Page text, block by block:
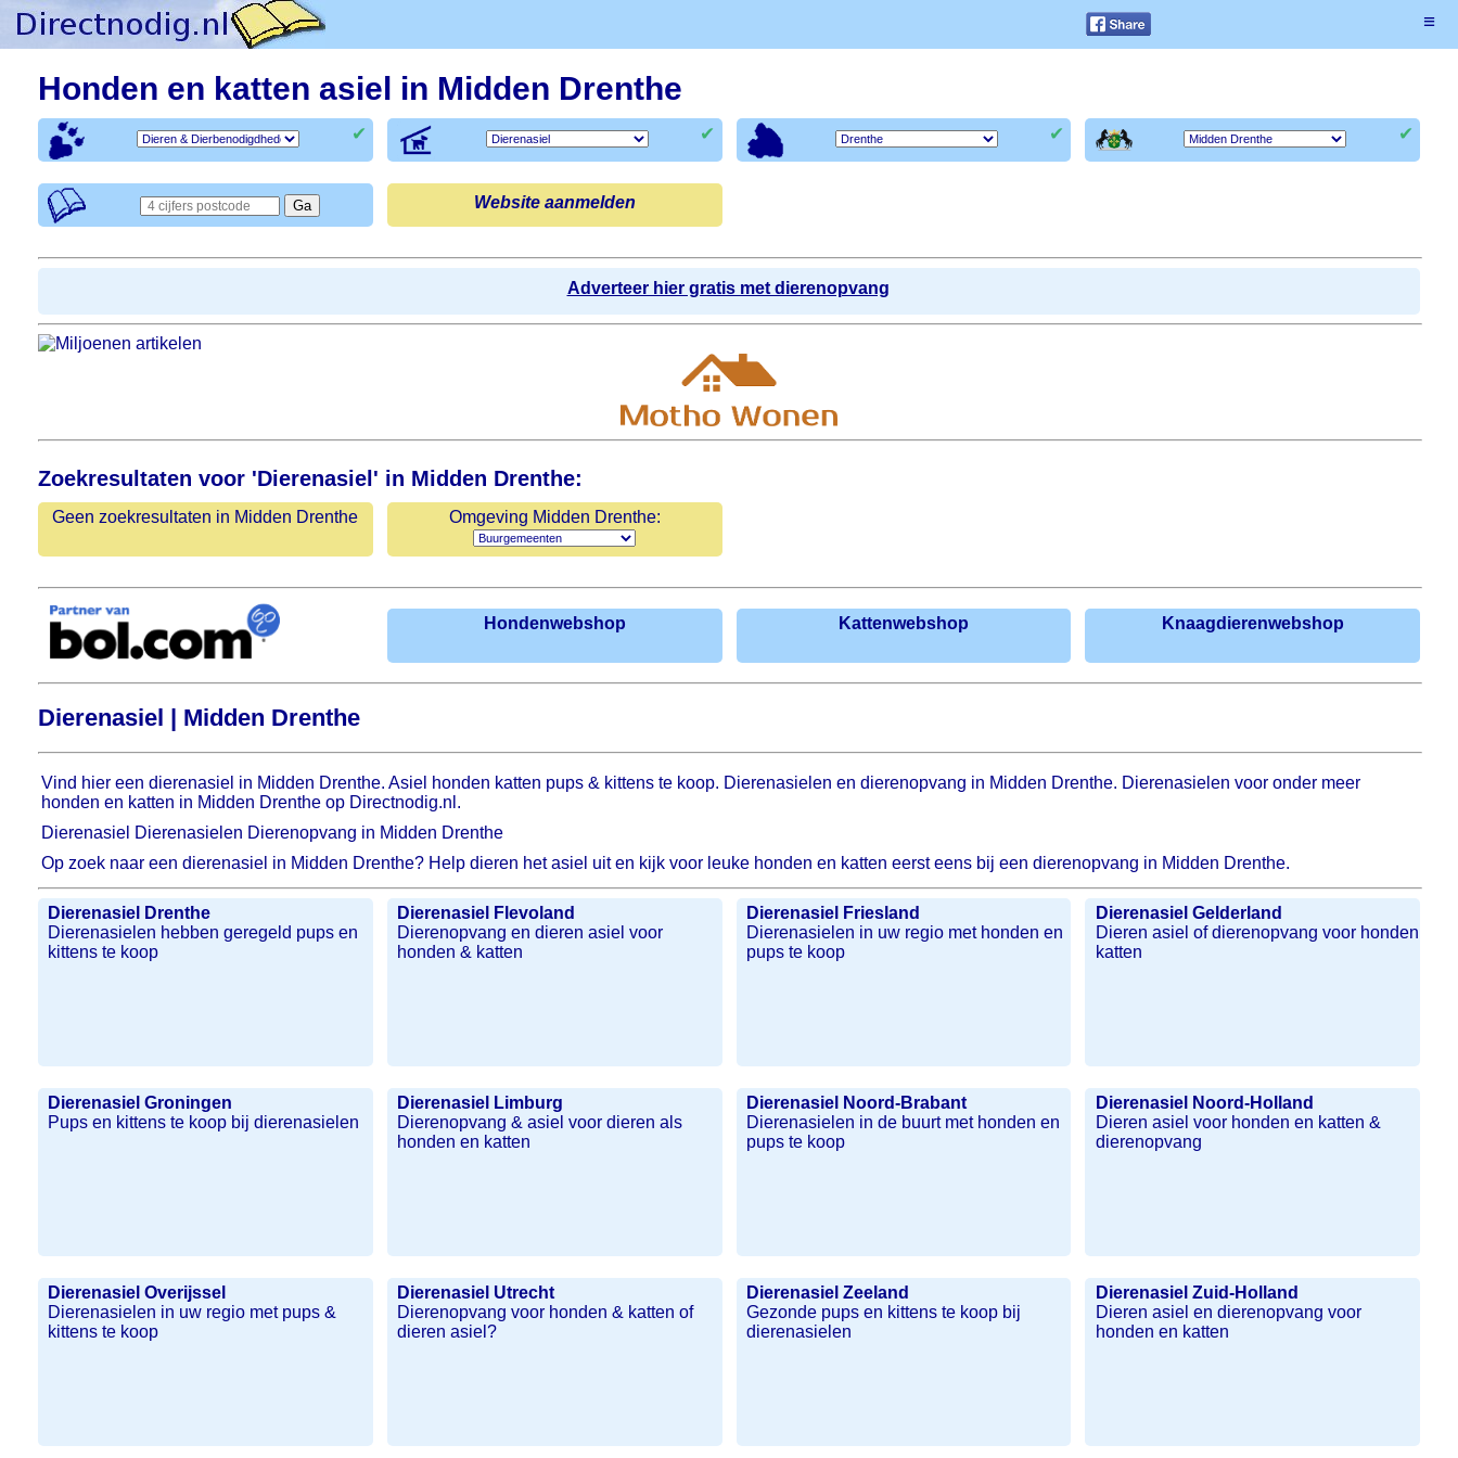
Honden en katten asiel in Midden Drenthe
✔ ✔ ✔ ✔
Website aanmelden
Adverteer hier gratis met dierenopvang
Zoekresultaten voor 'Dierenasiel' in Midden Drenthe:
Geen zoekresultaten in Midden Drenthe Omgeving Midden Drenthe:
Hondenwebshop Kattenwebshop Knaagdierenwebshop
Dierenasiel | Midden Drenthe
Vind hier een dierenasiel in Midden Drenthe. Asiel honden katten pups & kittens te koop. Dierenasielen en dierenopvang in Midden Drenthe. Dierenasielen voor onder meer
honden en katten in Midden Drenthe op Directnodig.nl.
Dierenasiel Dierenasielen Dierenopvang in Midden Drenthe
Op zoek naar een dierenasiel in Midden Drenthe? Help dieren het asiel uit en kijk voor leuke honden en katten eerst eens bij een dierenopvang in Midden Drenthe.
Dierenasiel Drenthe
Dierenasielen hebben geregeld pups en
kittens te koop
Dierenasiel Flevoland
Dierenopvang en dieren asiel voor
honden & katten
Dierenasiel Friesland
Dierenasielen in uw regio met honden en
pups te koop
Dierenasiel Gelderland
Dieren asiel of dierenopvang voor honden
katten
Dierenasiel Groningen
Pups en kittens te koop bij dierenasielen
Dierenasiel Limburg
Dierenopvang & asiel voor dieren als
honden en katten
Dierenasiel Noord-Brabant
Dierenasielen in de buurt met honden en
pups te koop
Dierenasiel Noord-Holland
Dieren asiel voor honden en katten &
dierenopvang
Dierenasiel Overijssel
Dierenasielen in uw regio met pups &
kittens te koop
Dierenasiel Utrecht
Dierenopvang voor honden & katten of
dieren asiel?
Dierenasiel Zeeland
Gezonde pups en kittens te koop bij
dierenasielen
Dierenasiel Zuid-Holland
Dieren asiel en dierenopvang voor
honden en katten
≡